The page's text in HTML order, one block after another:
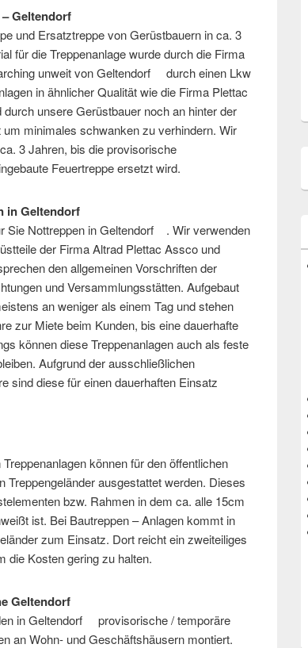
– Geltendorf
und Ersatztreppe von Gerüstbauern in ca. 3
für die Treppenanlage wurde durch die Firma
unweit von Geltendorf durch einen Lkw
in ähnlicher Qualität wie die Firma Plettac
unsere Gerüstbauer noch an hinter der
minimales schwanken zu verhindern. Wir
3 Jahren, bis die provisorische
Feuertreppe ersetzt wird.
in Geltendorf
Sie Nottreppen in Geltendorf . Wir verwenden
der Firma Altrad Plettac Assco und
den allgemeinen Vorschriften der
und Versammlungsstätten. Aufgebaut
an weniger als einem Tag und stehen
zur Miete beim Kunden, bis eine dauerhafte
können diese Treppenanlagen auch als feste
Aufgrund der ausschließlichen
sind diese für einen dauerhaften Einsatz
können für den öffentlichen
Treppengeländer ausgestattet werden. Dieses
bzw. Rahmen in dem ca. alle 15cm
ist. Bei Bautreppen – Anlagen kommt in
zum Einsatz. Dort reicht ein zweiteiliges
die Kosten gering zu halten.
Geltendorf
in Geltendorf provisorische / temporäre
an Wohn- und Geschäftshäusern montiert.